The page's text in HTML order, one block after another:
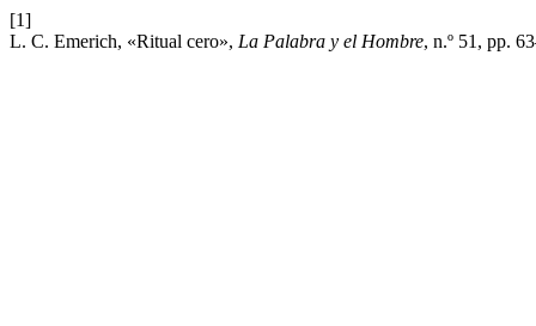
[1]
L. C. Emerich, «Ritual cero», La Palabra y el Hombre, n.º 51, pp.